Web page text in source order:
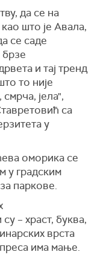
да се на
што је Авала,
се саде
брзе
и тај тренд
то није
јела",
са
у
оморика се
у градским
паркове.
– храст, буква,
врста
има мање.